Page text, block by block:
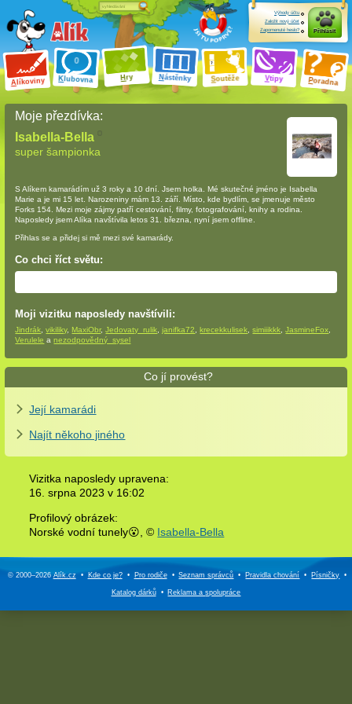
Alíkoviny Klubovna Hry Nástěnky Soutěže Vtipy Poradna
Výhody účtu
Založit nový účet
Zapomenuté heslo?
Přihlásit
Moje přezdívka:
Isabella-Bella
super šampionka
S Alíkem kamarádímuž 3 roky a 10 dní . Jsem holka. Mé skutečné jméno je Isabella
Marie a je mi 15 let. Narozeniny mám 13. září. Místo, kde bydlím, se jmenuje město
Forks 154. Mezi moje zájmy patří cestování, filmy, fotografování, knihy a rodina.
Naposledy jsem Alíka navštívila letos 31. března, nyní jsem offline.
Přihlas se a přidej si mě mezi své kamarády.
Co chci říct světu:
Moji vizitku naposledy navštívili:
Jindrák ,vikiliky, MaxiObr,Jedovaty_rulik ,janifka72 ,krecekkulisek ,simiiikkk ,JasmineFox
Verulele anezodpovědný_sysel
Co jí provést?
Její kamarádi
Najít někoho jiného
Vizitka naposledy upravena:
16. srpna 2023 v 16:02
Profilový obrázek:
Norské vodní tunely😮,© Isabella-Bella
© 2000–2026Alík.cz • Kde co je? • Pro rodiče • Seznam správců • Pravidla chování • Písničky •
Katalog dárků • Reklama aspolupráce